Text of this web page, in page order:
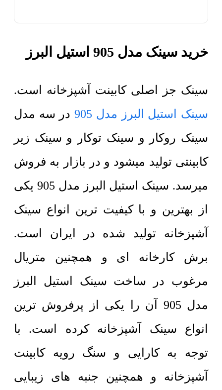
خرید سینک مدل 905 استیل البرز
سینک جز اصلی کابینت آشپزخانه است.
سینک استیل البرز مدل 905
در سه مدل
سینک روکار و سینک توکار و سینک زیر
کابینتی تولید میشود و در بازار به فروش
میرسد. سینک استیل البرز مدل 905 یکی
از بهترین و با کیفیت ترین انواع سینک
آشپزخانه تولید شده در ایران است.
برش کارخانه ای و همچنین متریال
مرغوب در ساخت سینک استیل البرز
مدل 905 آن را یکی از پرفروش ترین
انواع سینک آشپزخانه کرده است. با
توجه به کارایی و سنگ رویه کابینت
آشپزخانه و همچنین جنبه های زیبایی